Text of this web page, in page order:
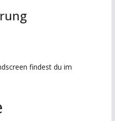
findest du im